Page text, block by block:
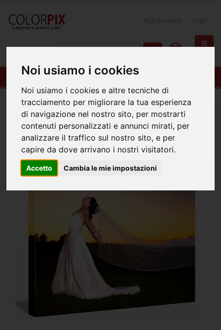
Noi usiamo i cookies
Noi usiamo i cookies e altre tecniche di
tracciamento per migliorare la tua esperienza
di navigazione nel nostro sito, per mostrarti
contenuti personalizzati e annunci mirati, per
analizzare il traffico sul nostro sito, e per
capire da dove arrivano i nostri visitatori.
Accetto Cambia le mie impostazioni
Fotoquadro Panoramico 100x40
Home
Decorazione di Interni
Fotoquadri con Cornice in Legno
Fotoquadro con Cornice 33mm
Fotoquadro Panoramico 100x40